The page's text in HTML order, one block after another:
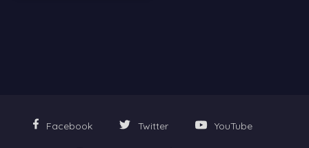
Facebook Twitter YouTube